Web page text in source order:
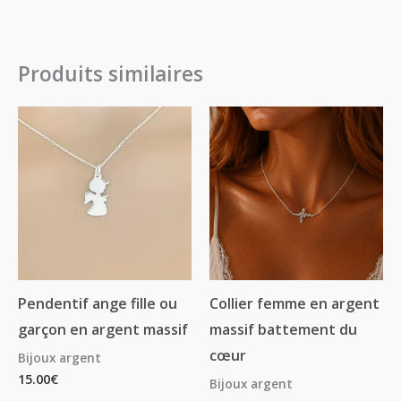
Produits similaires
Pendentif ange fille ou
garçon en argent massif
Bijoux argent
15.00€
Collier femme en argent
massif battement du
cœur
Bijoux argent